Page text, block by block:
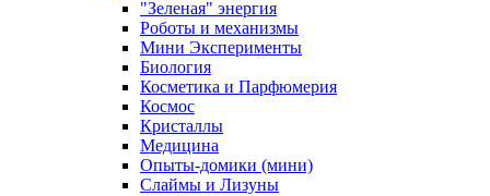
"Зеленая" энергия
Роботы и механизмы
Мини Эксперименты
Биология
Косметика и Парфюмерия
Космос
Кристаллы
Медицина
Опыты-домики (мини)
Слаймы и Лизуны